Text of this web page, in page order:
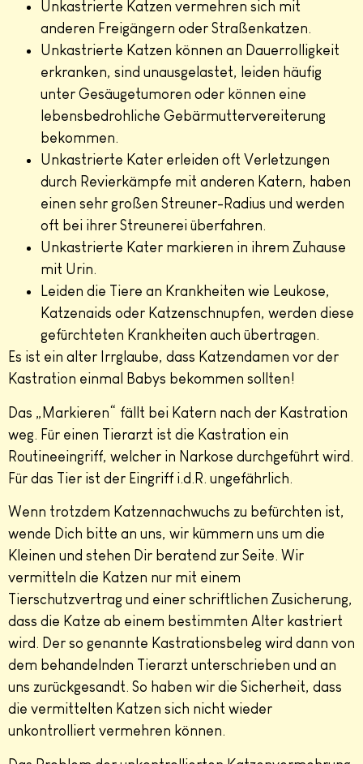
Unkastrierte Katzen vermehren sich mit
anderen Freigängern oder Straßenkatzen.
Unkastrierte Katzen können an Dauerrolligkeit
erkranken, sind unausgelastet, leiden häufig
unter Gesäugetumoren oder können eine
lebensbedrohliche Gebärmuttervereiterung
bekommen.
Unkastrierte Kater erleiden oft Verletzungen
durch Revierkämpfe mit anderen Katern, haben
einen sehr großen Streuner-Radius und werden
oft bei ihrer Streunerei überfahren.
Unkastrierte Kater markieren in ihrem Zuhause
mit Urin.
Leiden die Tiere an Krankheiten wie Leukose,
Katzenaids oder Katzenschnupfen, werden diese
gefürchteten Krankheiten auch übertragen.
Es ist ein alter Irrglaube, dass Katzendamen vor der
Kastration einmal Babys bekommen sollten!
Das „Markieren“ fällt bei Katern nach der Kastration
weg. Für einen Tierarzt ist die Kastration ein
Routineeingriff, welcher in Narkose durchgeführt wird.
Für das Tier ist der Eingriff i.d.R. ungefährlich.
Wenn trotzdem Katzennachwuchs zu befürchten ist,
wende Dich bitte an uns, wir kümmern uns um die
Kleinen und stehen Dir beratend zur Seite. Wir
vermitteln die Katzen nur mit einem
Tierschutzvertrag und einer schriftlichen Zusicherung,
dass die Katze ab einem bestimmten Alter kastriert
wird. Der so genannte Kastrationsbeleg wird dann von
dem behandelnden Tierarzt unterschrieben und an
uns zurückgesandt. So haben wir die Sicherheit, dass
die vermittelten Katzen sich nicht wieder
unkontrolliert vermehren können.